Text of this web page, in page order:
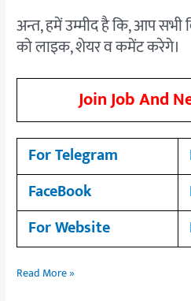
अन्त, हमें उम्मीद है कि, आप सभी
को लाइक, शेयर व कमेंट करेगे।
Join Job And
For Telegram
FaceBook
For Website
Read More »